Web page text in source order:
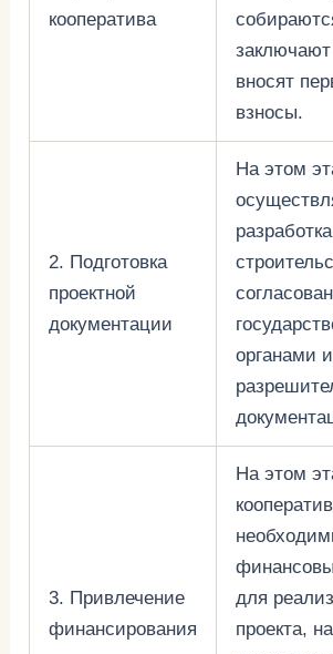
кооператива
вносят
взносы.
2. Подготовка
проектной
документации
На этом
органами
3. Привлечение
финансирования
На этом
для
проекта,